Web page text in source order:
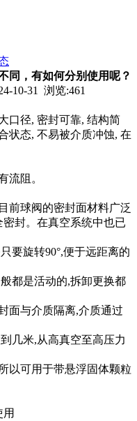
，有如何分别使用呢？
10-31 浏览:461
口径, 密封可靠, 结构简
状态, 不易被介质冲蚀, 在
流阻。
前球阀的密封面材料广泛
封。在真空系统中也已
要旋转90°,便于远距离的
都是活动的,拆卸更换都
面与介质隔离,介质通过
几米,从高真空至高压力
以可用于带悬浮固体颗粒